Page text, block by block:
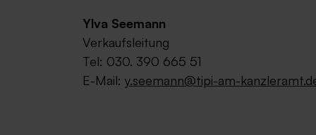
Ylva Seemann
Verkaufsleitung
Tel: 030. 390 665 51
E-Mail: y.seemann@tipi-am-